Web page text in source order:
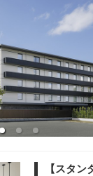
【スタ